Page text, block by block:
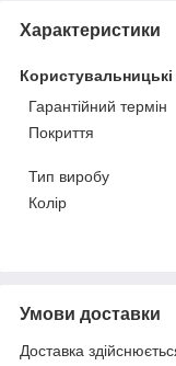
Характеристики
Гарантійний термін
Покриття
Тип виробу
Колір
Умови доставки
Доставка